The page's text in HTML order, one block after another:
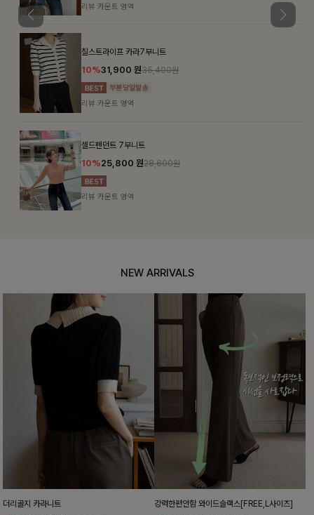
리뷰 카운트 영역
칠스트라이프 카라7부니트
10%31,900원 35,400원
리뷰 카운트 영역
셀드펜던트 7부니트
10%25,800원 28,600원
리뷰 카운트 영역
NEW ARRIVALS
더리골지 카라니트 강력한편안함 와이드슬랙스[FREE,L사이즈]